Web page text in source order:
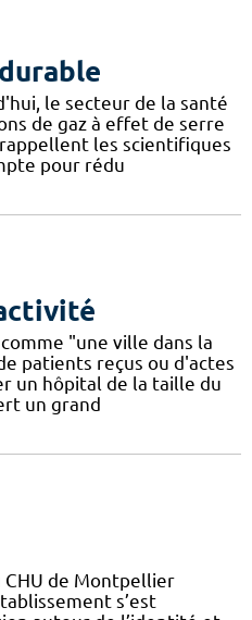
le secteur de la santé
de gaz à effet de serre
les scientifiques
pour rédu
"une ville dans la
patients reçus ou d'actes
un hôpital de la taille du
un grand
CHU de Montpellier
s’est